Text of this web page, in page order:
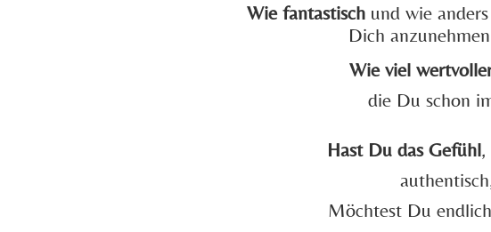
Wie fantastisch und wie
Dich
Wie viel
die Du schon
Hast Du das Gefühl,
Möchtest Du